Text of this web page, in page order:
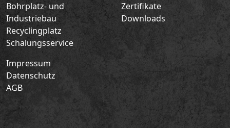
Bohrplatz- und
Industriebau
Zertifikate
Downloads
Recyclingplatz
Schalungsservice
Impressum
Datenschutz
AGB